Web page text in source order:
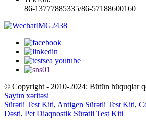
86-13777885335/86-57188600160
© Copyright - 2010-2024: Bütün hüquqlar
Saytın xəritəsi
Sürətli Test Kiti, Antigen Sürətli Test Kiti,
Dəsti, Pet Diaqnostik Sürətli Test Kiti